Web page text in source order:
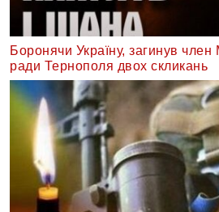
Боронячи Україну, загинув член
ради Тернополя двох скликань